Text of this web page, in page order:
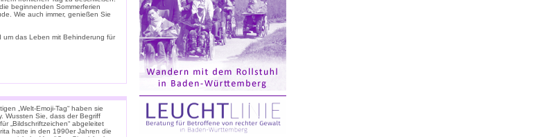
beginnenden Sommerferien
Wie auch immer, genießen Sie
das Leben mit Behinderung für
„Welt-Emoji-Tag“ haben sie
Wussten Sie, dass der Begriff
„Bildschriftzeichen“ abgeleitet
hatte in den 1990er Jahren die